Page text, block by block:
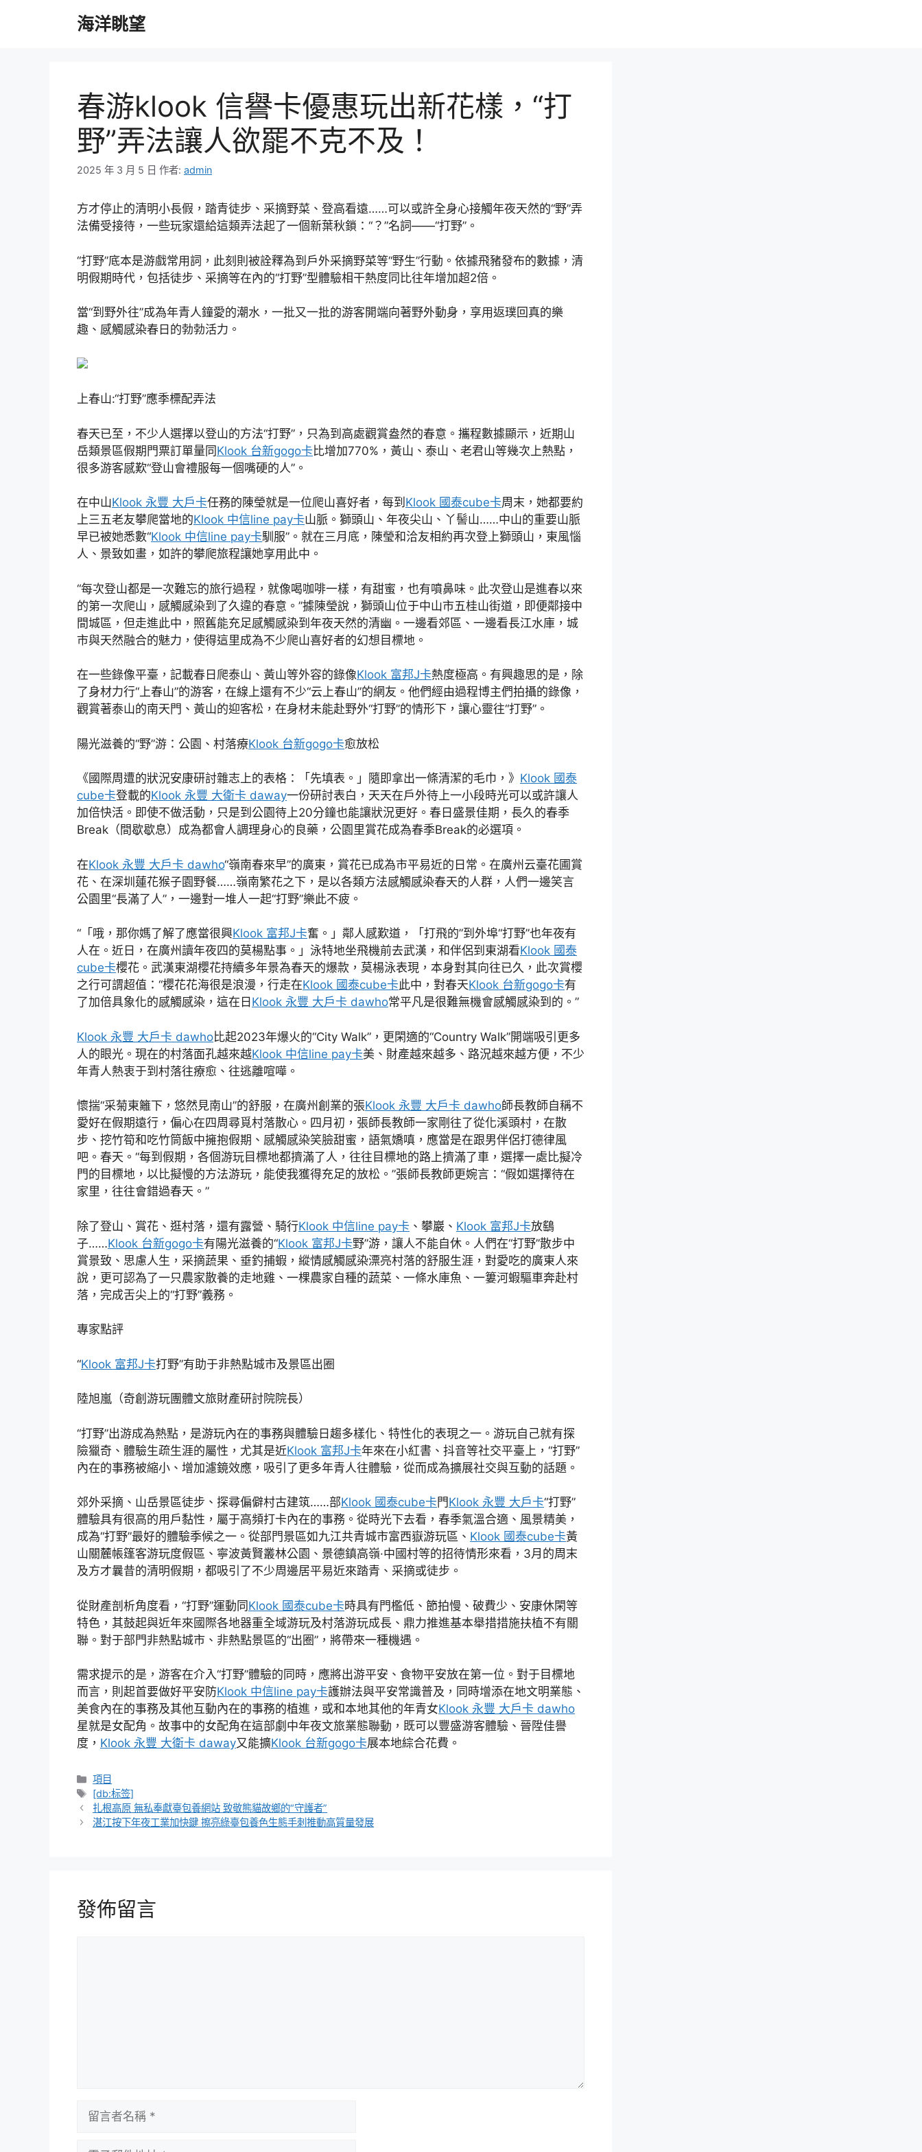
海洋眺望
春游klook 信譽卡優惠玩出新花樣，“打
野”弄法讓人欲罷不克不及！
2025 年 3 月 5 日 作者: admin
方才停止的清明小長假，踏青徒步、采摘野菜、登高看遠……可以或許全身心接觸年夜天然的“野”弄
法備受接待，一些玩家還給這類弄法起了一個新葉秋鎖：“？”名詞——“打野”。
“打野”底本是游戲常用詞，此刻則被詮釋為到戶外采摘野菜等“野生”行動。依據飛豬發布的數據，清
明假期時代，包括徒步、采摘等在內的“打野”型體驗相干熱度同比往年增加超2倍。
當“到野外往”成為年青人鐘愛的潮水，一批又一批的游客開端向著野外動身，享用返璞回真的樂
趣、感觸感染春日的勃勃活力。
上春山:“打野”應季標配弄法
春天已至，不少人選擇以登山的方法“打野”，只為到高處觀賞盎然的春意。攜程數據顯示，近期山
岳類景區假期門票訂單量同Klook 台新gogo卡比增加770%，黃山、泰山、老君山等幾次上熱點，
很多游客感歎“登山會禮服每一個嘴硬的人”。
在中山Klook 永豐 大戶卡任務的陳瑩就是一位爬山喜好者，每到 Klook 國泰cube卡周末，她都要約
上三五老友攀爬當地的Klook 中信line pay卡山脈。獅頭山、年夜尖山、丫髻山……中山的重要山脈
早已被她悉數“Klook 中信line pay卡馴服”。就在三月底，陳瑩和洽友相約再次登上獅頭山，東風惱
人、景致如畫，如許的攀爬旅程讓她享用此中。
“每次登山都是一次難忘的旅行過程，就像喝咖啡一樣，有甜蜜，也有噴鼻味。此次登山是進春以來
的第一次爬山，感觸感染到了久違的春意。”據陳瑩說，獅頭山位于中山市五桂山街道，即便鄰接中
間城區，但走進此中，照舊能充足感觸感染到年夜天然的清幽。一邊看郊區、一邊看長江水庫，城
市與天然融合的魅力，使得這里成為不少爬山喜好者的幻想目標地。
在一些錄像平臺，記載春日爬泰山、黃山等外容的錄像Klook 富邦J卡熱度極高。有興趣思的是，除
了身材力行“上春山”的游客，在線上還有不少“云上春山”的網友。他們經由過程博主們拍攝的錄像，
觀賞著泰山的南天門、黃山的迎客松，在身材未能赴野外“打野”的情形下，讓心靈往“打野”。
陽光滋養的“野”游：公園、村落療Klook 台新gogo卡愈放松
《國際周遭的狀況安康研討雜志上的表格：「先填表。」隨即拿出一條清潔的毛巾，》 Klook 國泰
cube卡登載的Klook 永豐 大衛卡 daway一份研討表白，天天在戶外待上一小段時光可以或許讓人
加倍快活。即使不做活動，只是到公園待上20分鐘也能讓狀況更好。春日盛景佳期，長久的春季
Break（間歇歇息）成為都會人調理身心的良藥，公園里賞花成為春季Break的必選項。
在Klook 永豐 大戶卡 dawho“嶺南春來早”的廣東，賞花已成為市平易近的日常。在廣州云臺花圃賞
花、在深圳蓮花猴子園野餐……嶺南繁花之下，是以各類方法感觸感染春天的人群，人們一邊笑言
公園里“長滿了人”，一邊對一堆人一起“打野”樂此不疲。
“「哦，那你媽了解了應當很興Klook 富邦J卡奮。」鄰人感歎道，「打飛的”到外埠“打野”也年夜有
人在。近日，在廣州讀年夜四的莫楊點事。」泳特地坐飛機前去武漢，和伴侶到東湖看Klook 國泰
cube卡櫻花。武漢東湖櫻花持續多年景為春天的爆款，莫楊泳表現，本身對其向往已久，此次賞櫻
之行可謂超值：“櫻花花海很是浪漫，行走在Klook 國泰cube卡此中，對春天Klook 台新gogo卡有
了加倍具象化的感觸感染，這在日 Klook 永豐 大戶卡 dawho常平凡是很難無機會感觸感染到的。”
Klook 永豐 大戶卡 dawho比起2023年爆火的“City Walk”，更閑適的“Country Walk”開端吸引更多
人的眼光。現在的村落面孔越來越Klook 中信line pay卡美、財產越來越多、路況越來越方便，不少
年青人熱衷于到村落往療愈、往逃離喧嘩。
懷揣“采菊東籬下，悠然見南山”的舒服，在廣州創業的張Klook 永豐 大戶卡 dawho師長教師自稱不
愛好在假期遠行，偏心在四周尋覓村落散心。四月初，張師長教師一家剛往了從化溪頭村，在散
步、挖竹筍和吃竹筒飯中擁抱假期、感觸感染笑臉甜蜜，語氣嬌嗔，應當是在跟男伴侶打德律風
吧。春天。“每到假期，各個游玩目標地都擠滿了人，往往目標地的路上擠滿了車，選擇一處比擬冷
門的目標地，以比擬慢的方法游玩，能使我獲得充足的放松。”張師長教師更婉言：“假如選擇待在
家里，往往會錯過春天。”
除了登山、賞花、逛村落，還有露營、騎行Klook 中信line pay卡 、攀巖、 Klook 富邦J卡放鷂
子……Klook 台新gogo卡有陽光滋養的“Klook 富邦J卡野”游，讓人不能自休。人們在“打野”散步中
賞景致、思慮人生，采摘蔬果、垂釣捕蝦，縱情感觸感染漂亮村落的舒服生涯，對愛吃的廣東人來
說，更可認為了一只農家散養的走地雞、一棵農家自種的蔬菜、一條水庫魚、一簍河蝦驅車奔赴村
落，完成舌尖上的“打野”義務。
專家點評
“Klook 富邦J卡打野”有助于非熱點城市及景區出圈
陸旭嵐（奇創游玩團體文旅財產研討院院長）
“打野”出游成為熱點，是游玩內在的事務與體驗日趨多樣化、特性化的表現之一。游玩自己就有探
險獵奇、體驗生疏生涯的屬性，尤其是近Klook 富邦J卡年來在小紅書、抖音等社交平臺上，“打野”
內在的事務被縮小、增加濾鏡效應，吸引了更多年青人往體驗，從而成為擴展社交與互動的話題。
郊外采摘、山岳景區徒步、探尋偏僻村古建筑……部Klook 國泰cube卡門Klook 永豐 大戶卡“打野”
體驗具有很高的用戶黏性，屬于高頻打卡內在的事務。從時光下去看，春季氣溫合適、風景精美，
成為“打野”最好的體驗季候之一。從部門景區如九江共青城市富西嶽游玩區、 Klook 國泰cube卡黃
山關麓帳篷客游玩度假區、寧波黃賢叢林公園、景德鎮高嶺·中國村等的招待情形來看，3月的周末
及方才曩昔的清明假期，都吸引了不少周邊居平易近來踏青、采摘或徒步。
從財產剖析角度看，“打野”運動同Klook 國泰cube卡時具有門檻低、節拍慢、破費少、安康休閑等
特色，其鼓起與近年來國際各地器重全域游玩及村落游玩成長、鼎力推進基本舉措措施扶植不有關
聯。對于部門非熱點城市、非熱點景區的“出圈”，將帶來一種機遇。
需求提示的是，游客在介入“打野”體驗的同時，應將出游平安、食物平安放在第一位。對于目標地
而言，則起首要做好平安防Klook 中信line pay卡護辦法與平安常識普及，同時增添在地文明業態、
美食內在的事務及其他互動內在的事務的植進，或和本地其他的年青女Klook 永豐 大戶卡 dawho
星就是女配角。故事中的女配角在這部劇中年夜文旅業態聯動，既可以豐盛游客體驗、晉陞佳譽
度， Klook 永豐 大衛卡 daway又能擴Klook 台新gogo卡展本地綜合花費。
分
類
項目
標
籤
[db:标签]
扎根高原 無私奉獻臺包養網站 致敬熊貓故鄉的“守護者”
湛江按下年夜工業加快鍵 擦亮綠臺包養色生態手刺推動高質量發展
發佈留言